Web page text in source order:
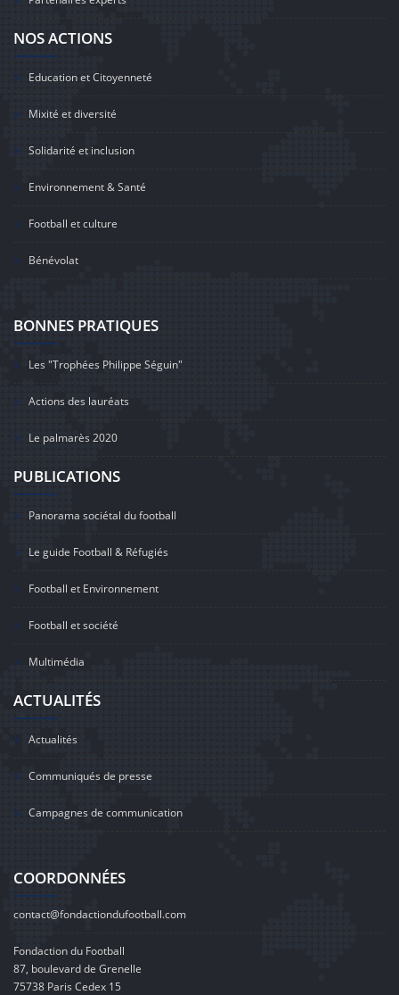
NOS ACTIONS
Education et Citoyenneté
Mixité et diversité
Solidarité et inclusion
Environnement & Santé
Football et culture
Bénévolat
BONNES PRATIQUES
Les "Trophées Philippe Séguin"
Actions des lauréats
Le palmarès 2020
PUBLICATIONS
Panorama sociétal du football
Le guide Football & Réfugiés
Football et Environnement
Football et société
Multimédia
ACTUALITÉS
Actualités
Communiqués de presse
Campagnes de communication
COORDONNÉES
contact@fondactiondufootball.com
Fondaction du Football
87, boulevard de Grenelle
75738 Paris Cedex 15